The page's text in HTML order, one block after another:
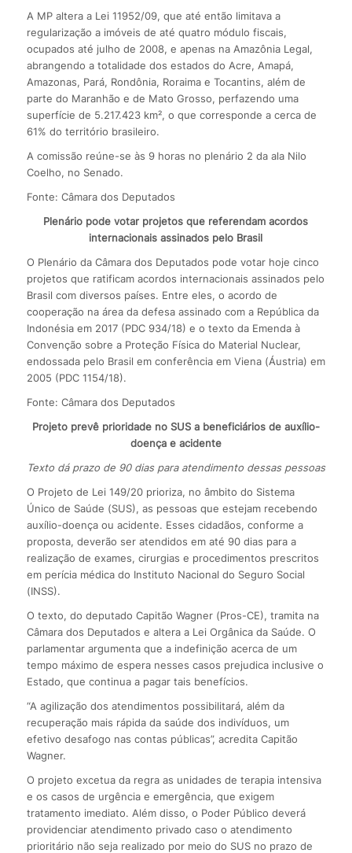
A MP altera a Lei 11952/09, que até então limitava a
regularização a imóveis de até quatro módulo fiscais,
ocupados até julho de 2008, e apenas na Amazônia Legal,
abrangendo a totalidade dos estados do Acre, Amapá,
Amazonas, Pará, Rondônia, Roraima e Tocantins, além de
parte do Maranhão e de Mato Grosso, perfazendo uma
superfície de 5.217.423 km², o que corresponde a cerca de
61% do território brasileiro.
A comissão reúne-se às 9 horas no plenário 2 da ala Nilo
Coelho, no Senado.
Fonte: Câmara dos Deputados
Plenário pode votar projetos que referendam acordos
internacionais assinados pelo Brasil
O Plenário da Câmara dos Deputados pode votar hoje cinco
projetos que ratificam acordos internacionais assinados pelo
Brasil com diversos países. Entre eles, o acordo de
cooperação na área da defesa assinado com a República da
Indonésia em 2017 (PDC 934/18) e o texto da Emenda à
Convenção sobre a Proteção Física do Material Nuclear,
endossada pelo Brasil em conferência em Viena (Áustria) em
2005 (PDC 1154/18).
Fonte: Câmara dos Deputados
Projeto prevê prioridade no SUS a beneficiários de auxílio-
doença e acidente
Texto dá prazo de 90 dias para atendimento dessas pessoas
O Projeto de Lei 149/20 prioriza, no âmbito do Sistema
Único de Saúde (SUS), as pessoas que estejam recebendo
auxílio-doença ou acidente. Esses cidadãos, conforme a
proposta, deverão ser atendidos em até 90 dias para a
realização de exames, cirurgias e procedimentos prescritos
em perícia médica do Instituto Nacional do Seguro Social
(INSS).
O texto, do deputado Capitão Wagner (Pros-CE), tramita na
Câmara dos Deputados e altera a Lei Orgânica da Saúde. O
parlamentar argumenta que a indefinição acerca de um
tempo máximo de espera nesses casos prejudica inclusive o
Estado, que continua a pagar tais benefícios.
“A agilização dos atendimentos possibilitará, além da
recuperação mais rápida da saúde dos indivíduos, um
efetivo desafogo nas contas públicas”, acredita Capitão
Wagner.
O projeto excetua da regra as unidades de terapia intensiva
e os casos de urgência e emergência, que exigem
tratamento imediato. Além disso, o Poder Público deverá
providenciar atendimento privado caso o atendimento
prioritário não seja realizado por meio do SUS no prazo de